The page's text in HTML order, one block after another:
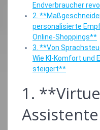
Endverbraucher
2.
personalisierte
Online-Shoppings**
3. **Von
Wie KI-Komfort und
steigert**
1.